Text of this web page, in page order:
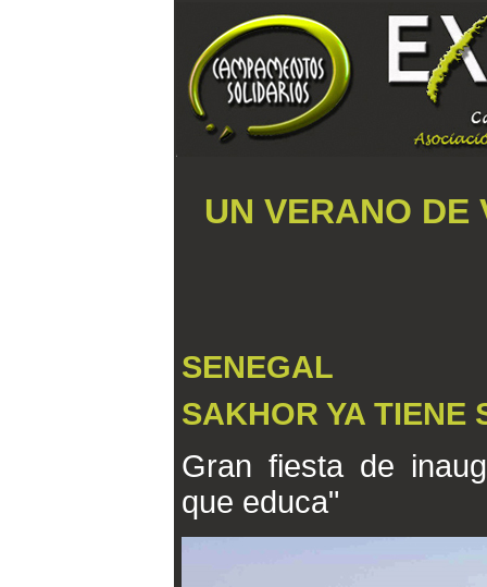
UN VERANO DE
SENEGAL
SAKHOR YA TIENE
Gran fiesta de
que educa"